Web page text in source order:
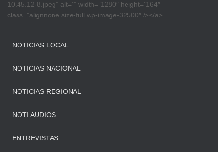
10.45.12-8.jpeg” alt=”” width=”1280″ height=”164″
class=”alignnone size-full wp-image-32500″ /></a>
NOTICIAS LOCAL
NOTICIAS NACIONAL
NOTICIAS REGIONAL
NOTI AUDIOS
ENTREVISTAS